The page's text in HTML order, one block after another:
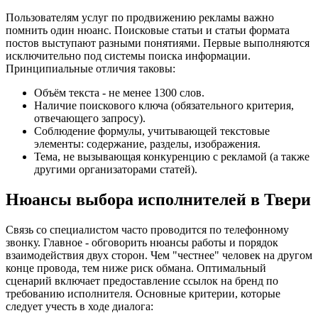
Пользователям услуг по продвижению рекламы важно
помнить один нюанс. Поисковые статьи и статьи формата
постов выступают разными понятиями. Первые выполняются
исключительно под системы поиска информации.
Принципиальные отличия таковы:
Объём текста - не менее 1300 слов.
Наличие поискового ключа (обязательного критерия,
отвечающего запросу).
Соблюдение формулы, учитывающей текстовые
элементы: содержание, разделы, изображения.
Тема, не вызывающая конкуренцию с рекламой (а также
другими организаторами статей).
Нюансы выбора исполнителей в Твери
Связь со специалистом часто проводится по телефонному
звонку. Главное - обговорить нюансы работы и порядок
взаимодействия двух сторон. Чем "честнее" человек на другом
конце провода, тем ниже риск обмана. Оптимальный
сценарий включает предоставление ссылок на бренд по
требованию исполнителя. Основные критерии, которые
следует учесть в ходе диалога: